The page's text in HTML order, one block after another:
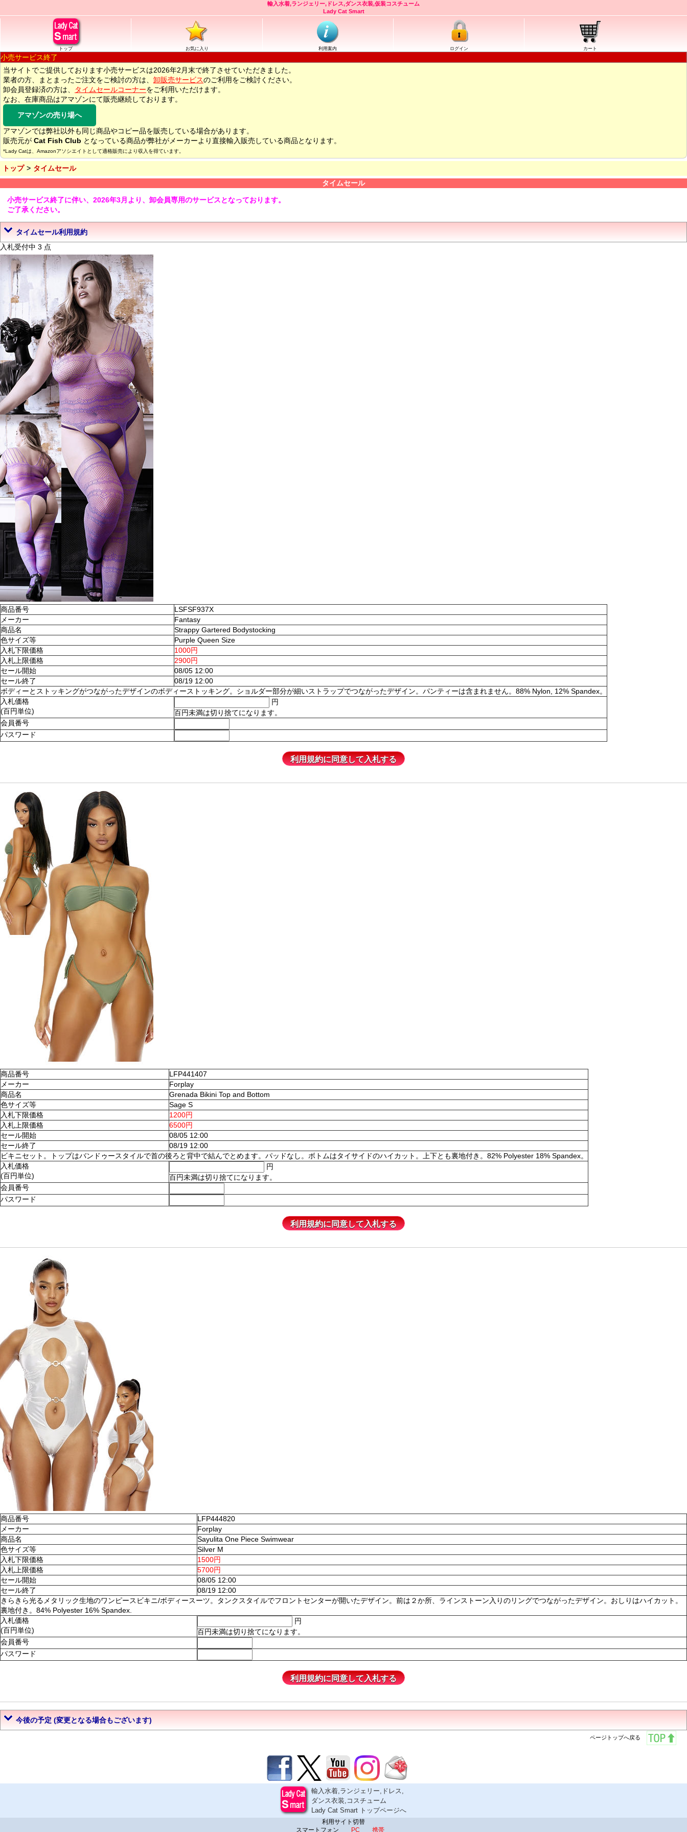
輸入水着,ランジェリー,ドレス,ダンス衣装,仮装コスチューム
Lady Cat Smart
トップ お気に入り 利用案内 ログイン カート
小売サービス終了
当サイトでご提供しております小売サービスは2026年2月末で終了させていただきました。
業者の方、まとまったご注文をご検討の方は、 卸販売サービスのご利用をご検討ください。
卸会員登録済の方は、
タイムセールコーナーをご利用いただけます。
なお、在庫商品はアマゾンにて販売継続しております。
アマゾンの売り場へ
アマゾンでは弊社以外も同じ商品やコピー品を販売している場合があります。
販売元が Cat Fish Club となっている商品が弊社がメーカーより直接輸入販売している商品となります。
*Lady Catは、Amazonアソシエイトとして適格販売により収入を得ています。
トップ
タイムセール
タイムセール
小売サービス終了に伴い、2026年3月より、卸会員専用のサービスとなっております。
ご了承ください。
タイムセール利用規約
入札受付中 3 点
商品番号
LSFSF937X
メーカー
Fantasy
商品名
Strappy Gartered Bodystocking
色サイズ等
Purple Queen Size
入札下限価格
1000円
入札上限価格
2900円
セール開始
08/05 12:00
セール終了
08/19 12:00
ボディーとストッキングがつながったデザインのボディーストッキング。ショルダー部分が細いストラップでつながったデザイン。パンティーは含まれません。88% Nylon, 12% Spandex。
入札価格
(百円単位)
円
百円未満は切り捨てになります。
会員番号
パスワード
商品番号
LFP441407
メーカー
Forplay
商品名
Grenada Bikini Top and Bottom
色サイズ等
Sage S
入札下限価格
1200円
入札上限価格
6500円
セール開始
08/05 12:00
セール終了
08/19 12:00
ビキニセット。トップはバンドゥースタイルで首の後ろと背中で結んでとめます。パッドなし。ボトムはタイサイドのハイカット。上下とも裏地付き。82% Polyester 18% Spandex。
入札価格
(百円単位)
円
百円未満は切り捨てになります。
会員番号
パスワード
商品番号
LFP444820
メーカー
Forplay
商品名
Sayulita One Piece Swimwear
色サイズ等
Silver M
入札下限価格
1500円
入札上限価格
5700円
セール開始
08/05 12:00
セール終了
08/19 12:00
きらきら光るメタリック生地のワンピースビキニ/ボディースーツ。タンクスタイルでフロントセンターが開いたデザイン。前は２か所、ラインストーン入りのリングでつながったデザイン。おしりはハイカット。
裏地付き。84% Polyester 16% Spandex.
入札価格
(百円単位)
円
百円未満は切り捨てになります。
会員番号
パスワード
今後の予定 (変更となる場合もございます)
ページトップへ戻る
輸入水着,ランジェリー,ドレス,
ダンス衣装,コスチューム
Lady Cat Smart トップページへ
利用サイト切替
スマートフォン
PC 携帯